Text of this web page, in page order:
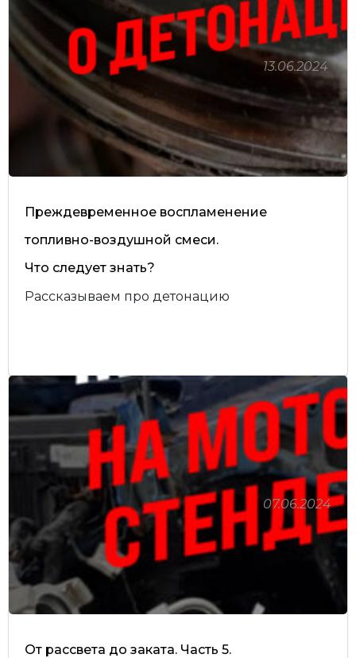
Преждевременное воспламенение
топливно-воздушной смеси.
Что следует знать?
Рассказываем про детонацию
13.06.2024
От рассвета до заката. Часть 5.
07.06.2024